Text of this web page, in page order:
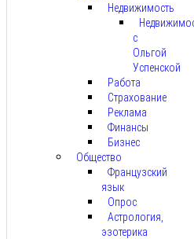
Недвижимость
с
Ольгой
Успенской
Работа
Страхование
Реклама
Финансы
Бизнес
Общество
Французский
язык
Опрос
Астрология,
эзотерика